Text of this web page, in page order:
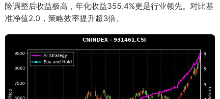
险调整后收益极高，年化收益355.4%更是行业领先。对比基
准净值2.0，策略效率提升超3倍。